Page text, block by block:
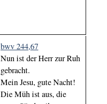
bwv 244,67
Nun ist der Herr zur Ruh
gebracht.
Mein Jesu, gute Nacht!
Die Müh ist aus, die